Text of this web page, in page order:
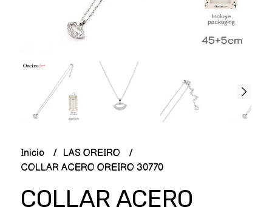
Inicio
LAS OREIRO
COLLAR ACERO OREIRO 30770
COLLAR ACERO